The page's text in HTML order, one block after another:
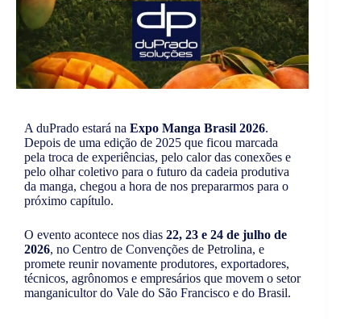
A duPrado estará na Expo Manga Brasil 2026.
Depois de uma edição de 2025 que ficou marcada
pela troca de experiências, pelo calor das conexões e
pelo olhar coletivo para o futuro da cadeia produtiva
da manga, chegou a hora de nos prepararmos para o
próximo capítulo.
O evento acontece nos dias 22, 23 e 24 de julho de
2026, no Centro de Convenções de Petrolina, e
promete reunir novamente produtores, exportadores,
técnicos, agrônomos e empresários que movem o setor
manganicultor do Vale do São Francisco e do Brasil.